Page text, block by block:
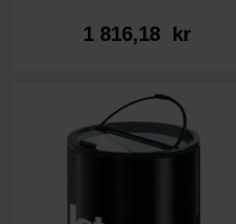
1 816,18 kr